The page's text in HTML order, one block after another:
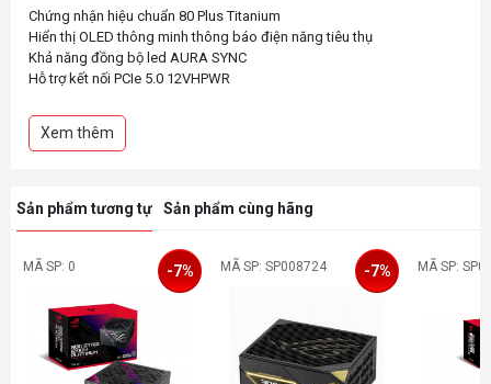
Chứng nhận hiệu chuẩn 80 Plus Titanium
Hiển thị OLED thông minh thông báo điện năng tiêu thụ
Khả năng đồng bộ led AURA SYNC
Hỗ trợ kết nối PCIe 5.0 12VHPWR
Xem thêm
Sản phẩm tương tự Sản phẩm cùng hãng
MÃ SP: 0 -7% MÃ SP: SP008724 -7% MÃ SP: